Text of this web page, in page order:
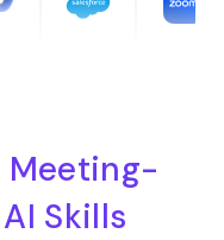
Meeting-
AI Skills